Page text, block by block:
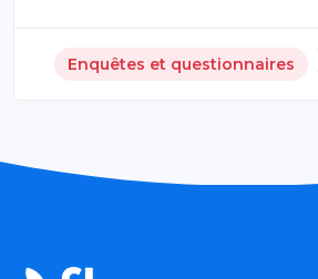
Enquêtes et questionnaires